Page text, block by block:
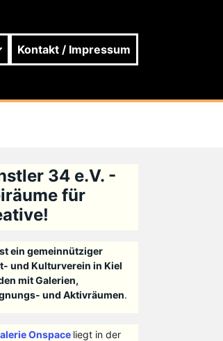
Kontakt / Impressum
34 e.V. -
für
ein gemeinnütziger
und Kulturverein in Kiel
mit Galerien,
und Aktivräumen.
Onspace liegt in der